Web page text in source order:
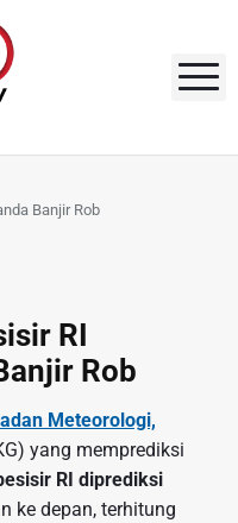
Banjir Rob
RI
Rob
Meteorologi,
yang memprediksi
RI diprediksi
ke depan, terhitung